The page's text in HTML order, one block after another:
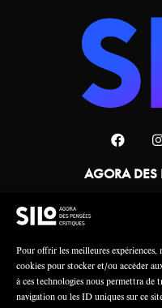
Pour offrir les meilleures expériences,
cookies pour stocker et/ou accéder
à ces technologies nous permettra de
navigation ou les ID uniques sur ce
AGORA DES